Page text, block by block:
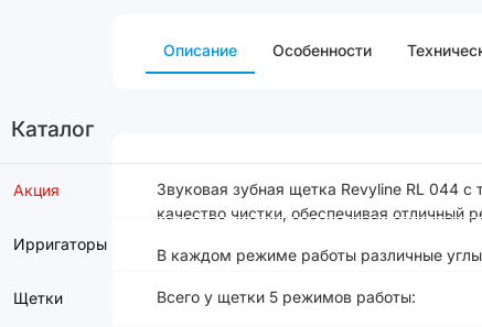
Каталог
Акция
Ирригаторы
Щетки
Описание Особенности
Звуковая зубная щетка Revyline RL 044
качество чистки, обеспечивая отличный
В каждом режиме работы различные
Всего у щетки 5 режимов работы: